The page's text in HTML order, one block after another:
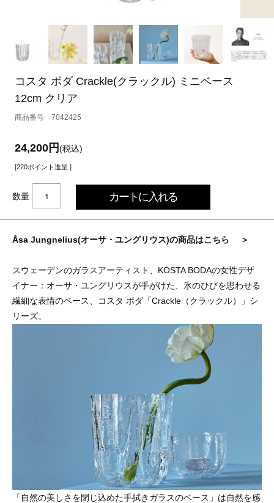
コスタ ボダ Crackle(クラックル) ミニベース
12cm クリア
7042425
24,200円(税込)
[220ポイント進呈 ]
数量
Åsa Jungnelius(オーサ・ユングリウス)の商品はこちら ＞
スウェーデンのガラスアーティスト、KOSTA BODAの女性デザ
イナー：オーサ・ユングリウスが手がけた、氷のひびを思わせる
繊細な表情のベース、コスタ ボダ「Crackle（クラックル）」シ
リーズ。
「自然の美しさを閉じ込めた手拭きガラスのベース」は自然を感